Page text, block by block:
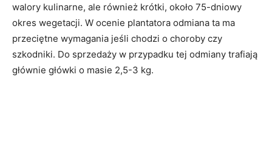
walory kulinarne, ale również krótki, około 75-dniowy
okres wegetacji. W ocenie plantatora odmiana ta ma
przeciętne wymagania jeśli chodzi o choroby czy
szkodniki. Do sprzedaży w przypadku tej odmiany trafiają
głównie główki o masie 2,5-3 kg.